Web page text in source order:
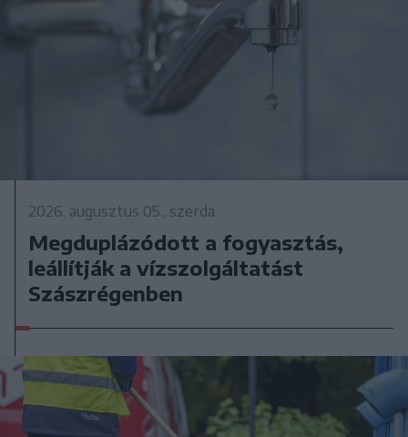
2026. augusztus 05., szerda
Megduplázódott a fogyasztás,
leállítják a vízszolgáltatást
Szászrégenben